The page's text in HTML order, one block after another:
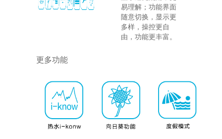
易理解；功能界面
随意切换，显示更
多样，操控更自
由，功能更丰富。
更多功能